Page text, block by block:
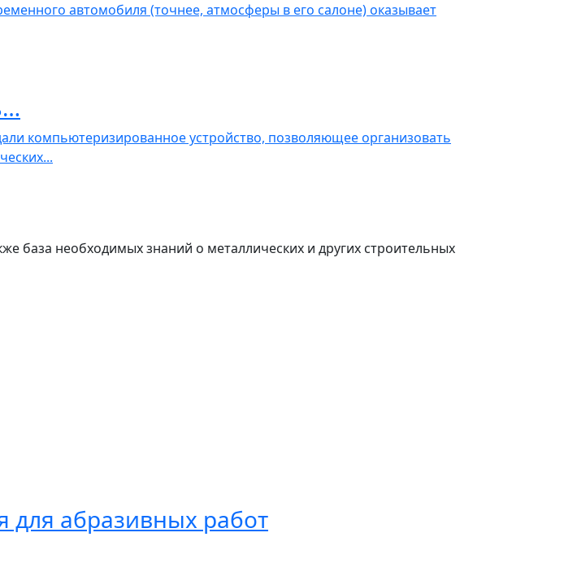
автомобиля (точнее, атмосферы в его салоне) оказывает
компьютеризированное устройство, позволяющее организовать
база необходимых знаний о металлических и других строительных
абразивных работ